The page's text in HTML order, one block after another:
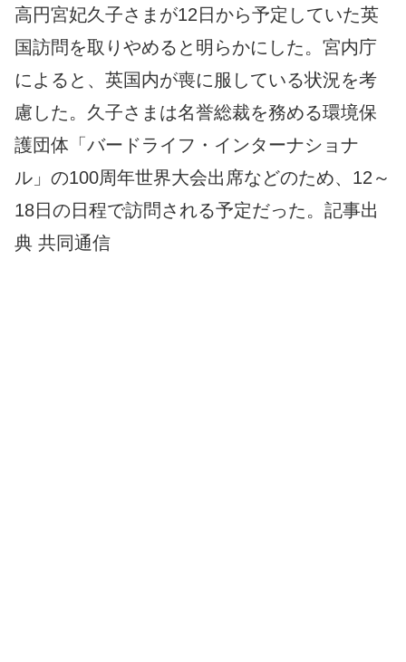
高円宮妃久子さまが12日から予定していた英
国訪問を取りやめると明らかにした。宮内庁
によると、英国内が喪に服している状況を考
慮した。久子さまは名誉総裁を務める環境保
護団体「バードライフ・インターナショナ
ル」の100周年世界大会出席などのため、12～
18日の日程で訪問される予定だった。記事出
典 共同通信